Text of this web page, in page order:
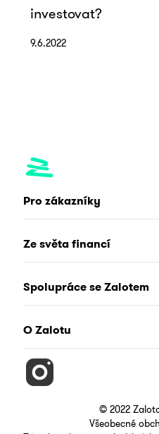
investovat?
9.6.2022
Pro zákazníky
Ze světa financí
Spolupráce se Zalotem
O Zalotu
© 2022
Všeobecné